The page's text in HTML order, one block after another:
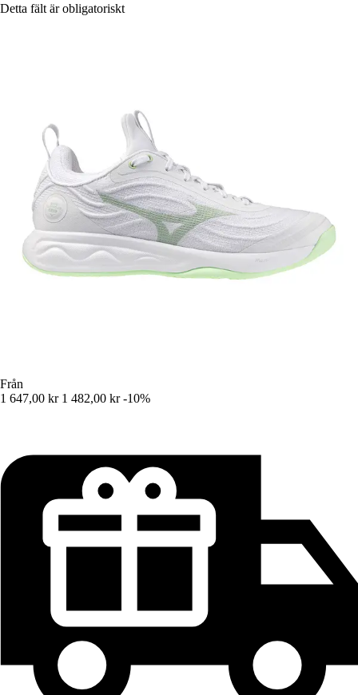
Detta fält är obligatoriskt
Från
1 647,00 kr 1 482,00 kr -10%